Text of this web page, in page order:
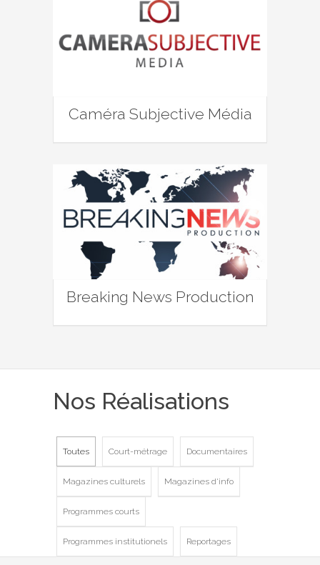
Caméra Subjective Média
Breaking News Production
Nos Réalisations
Toutes Court-métrage Documentaires
Magazines culturels Magazines d'info
Programmes courts
Programmes institutionels Reportages